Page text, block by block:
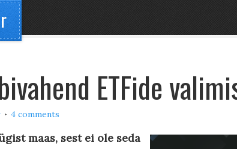
ETFide
4 comments
maas, sest ei ole seda